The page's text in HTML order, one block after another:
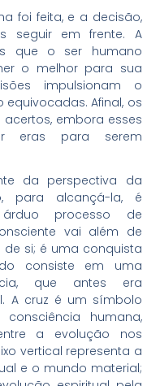
foi feita, e a decisão,
seguir em frente. A
que o ser humano
o melhor para sua
impulsionam o
Afinal, os
embora esses
eras para serem
da perspectiva da
para alcançá-la, é
processo de
vai além de
si; é uma conquista
consiste em uma
que antes era
A cruz é um símbolo
humana,
a evolução nos
vertical representa a
e o mundo material;